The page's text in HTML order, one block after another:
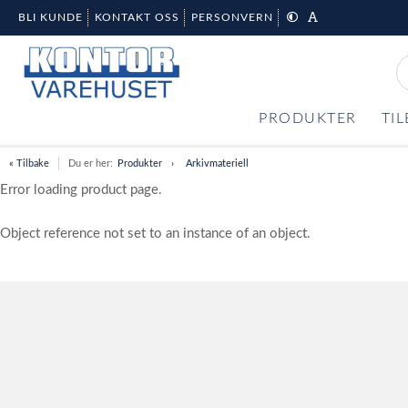
BLI KUNDE KONTAKT OSS PERSONVERN
PRODUKTER
« Tilbake Du er her: Produkter Arkivmateriell
Error loading product page.
Object reference not set to an instance of an object.